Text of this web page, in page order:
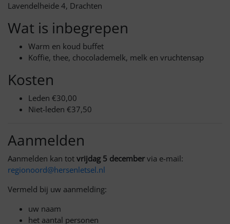
Lavendelheide 4, Drachten
Wat is inbegrepen
Warm en koud buffet
Koffie, thee, chocolademelk, melk en vruchtensap
Kosten
Leden €30,00
Niet-leden €37,50
Aanmelden
Aanmelden kan tot vrijdag 5 decembervia e-mail:
regionoord@hersenletsel.nl
Vermeld bij uw aanmelding:
uw naam
het aantal personen